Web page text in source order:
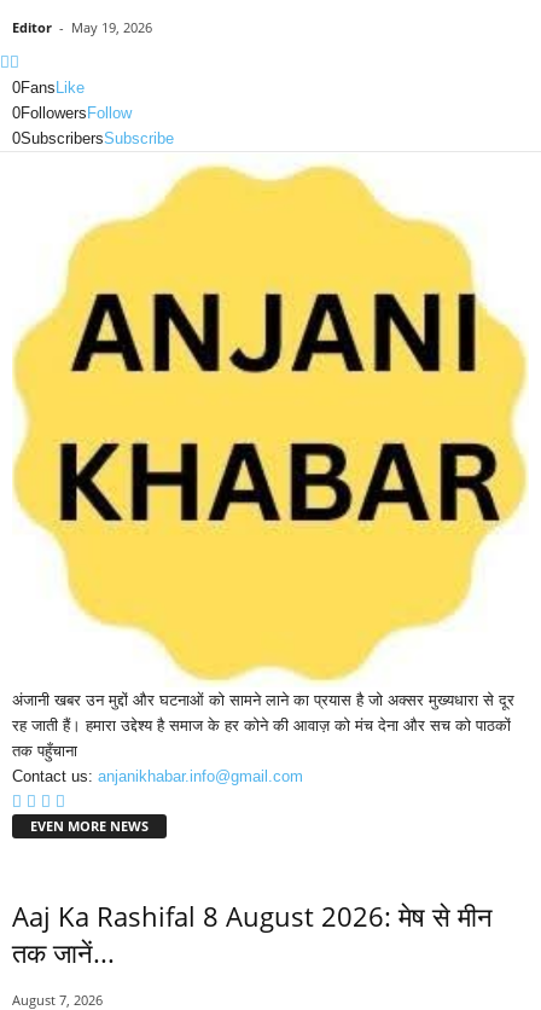
Editor - May 19, 2026
0Fans Like
0Followers Follow
0SubscribersSubscribe
अंजानी खबर उन मुद्दों और घटनाओं को सामने लाने का प्रयास है जो अक्सर मुख्यधारा से दूर
रह जाती हैं। हमारा उद्देश्य है समाज के हर कोने की आवाज़ को मंच देना और सच को पाठकों
तक पहुँचाना
Contact us: anjanikhabar.info@gmail.com
EVEN MORE NEWS
Aaj Ka Rashifal 8 August 2026: मेष से मीन
तक जानें...
August 7, 2026